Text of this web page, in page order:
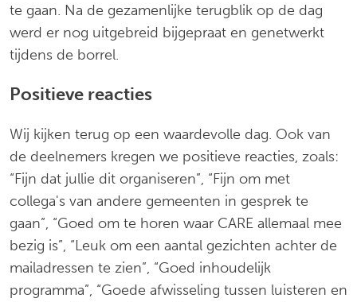
te gaan. Na de gezamenlijke terugblik op de dag
werd er nog uitgebreid bijgepraat en genetwerkt
tijdens de borrel.
Positieve reacties
Wij kijken terug op een waardevolle dag. Ook van
de deelnemers kregen we positieve reacties, zoals:
“Fijn dat jullie dit organiseren”, “Fijn om met
collega's van andere gemeenten in gesprek te
gaan”, “Goed om te horen waar CARE allemaal mee
bezig is”, “Leuk om een aantal gezichten achter de
mailadressen te zien”, “Goed inhoudelijk
programma”, “Goede afwisseling tussen luisteren en